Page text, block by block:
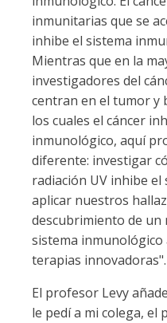
inmunitarias que se
inhibe el sistema
Mientras que en la
investigadores del
centran en el tumor y
los cuales el cáncer
inmunológico, aquí
diferente: investigar
radiación UV inhibe
aplicar nuestros
descubrimiento de un
sistema
terapias innovadoras".
El profesor Levy
le pedí a mi colega, el